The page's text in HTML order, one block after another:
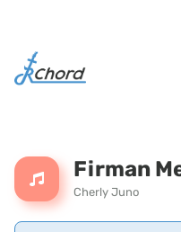
Firman
Cherly Juno